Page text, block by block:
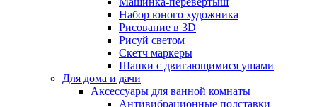
Набор юного художника
Рисование в 3D
Рисуй светом
Скетч маркеры
Шапки с двигающимися ушами
Для дома и дачи
Аксессуары для ванной комнаты
Антивибрационные подставки